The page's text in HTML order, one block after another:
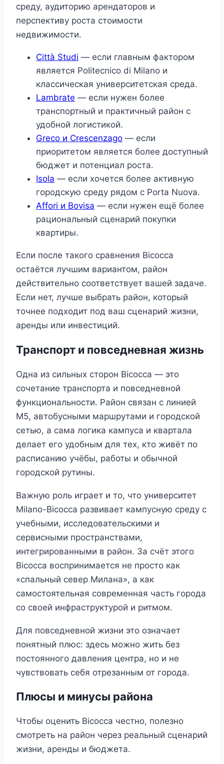
среду, аудиторию арендаторов и
перспективу роста стоимости
недвижимости.
Città Studi — если главным фактором
является Politecnico di Milano и
классическая университетская среда.
Lambrate — если нужен более
транспортный и практичный район с
удобной логистикой.
Greco и Crescenzago — если
приоритетом является более доступный
бюджет и потенциал роста.
Isola — если хочется более активную
городскую среду рядом с Porta Nuova.
Affori и Bovisa — если нужен ещё более
рациональный сценарий покупки
квартиры.
Если после такого сравнения Bicocca
остаётся лучшим вариантом, район
действительно соответствует вашей задаче.
Если нет, лучше выбрать район, который
точнее подходит под ваш сценарий жизни,
аренды или инвестиций.
Транспорт и повседневная жизнь
Одна из сильных сторон Bicocca — это
сочетание транспорта и повседневной
функциональности. Район связан с линией
M5, автобусными маршрутами и городской
сетью, а сама логика кампуса и квартала
делает его удобным для тех, кто живёт по
расписанию учёбы, работы и обычной
городской рутины.
Важную роль играет и то, что университет
Milano-Bicocca развивает кампусную среду с
учебными, исследовательскими и
сервисными пространствами,
интегрированными в район. За счёт этого
Bicocca воспринимается не просто как
«спальный север Милана», а как
самостоятельная современная часть города
со своей инфраструктурой и ритмом.
Для повседневной жизни это означает
понятный плюс: здесь можно жить без
постоянного давления центра, но и не
чувствовать себя отрезанным от города.
Плюсы и минусы района
Чтобы оценить Bicocca честно, полезно
смотреть на район через реальный сценарий
жизни, аренды и бюджета.